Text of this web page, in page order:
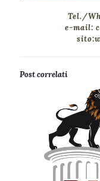
Tel./
e-mail:
Post correlati